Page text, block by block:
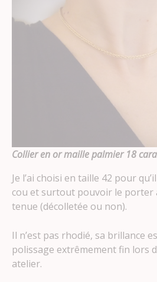
Collier en or maille palmier 18
Je l’ai choisi en taille 42 pour
cou et surtout pouvoir le porter
tenue (décolletée ou non).
Il n’est pas rhodié, sa brillance
polissage extrêmement fin lors
atelier.